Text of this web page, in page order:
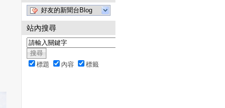
好友的新聞台Blog
站內搜尋
標題 內容 標籤